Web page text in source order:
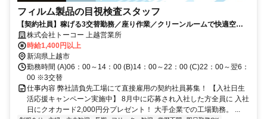
フィルム製品の目視検査スタッフ
【契約社員】稼げる3交替勤務／座り作業／クリーンルームで快適空間
／年間休日113日／土日休み
株式会社トーコー 上越営業所
時給1,400円以上
新潟県上越市
勤務時間 (A)06：00～14：00 (B)14：00～22：00 (C)22：00～翌6：
00 ※3交替
仕事内容 弊社請負先工場にて直接雇用の契約社員募集！ 【入社日生
活応援キャンペーン実施中】 8月中に応募され入社した方全員に 入社
日にクオカード2,000円分プレゼント！ 大手企業での工場勤務。 ...